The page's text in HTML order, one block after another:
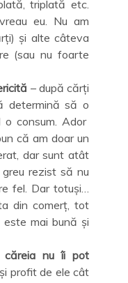
triplată etc.
eu. Nu am
și alte câteva
(sau nu foarte
– după cărți
determină să o
consum. Ador
că am doar un
dar sunt atât
rezist să nu
fel. Dar totuși…
din comerț, tot
mai bună și
căreia nu îi pot
profit de ele cât